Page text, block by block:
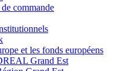
commande
et les fonds européens
Grand Est